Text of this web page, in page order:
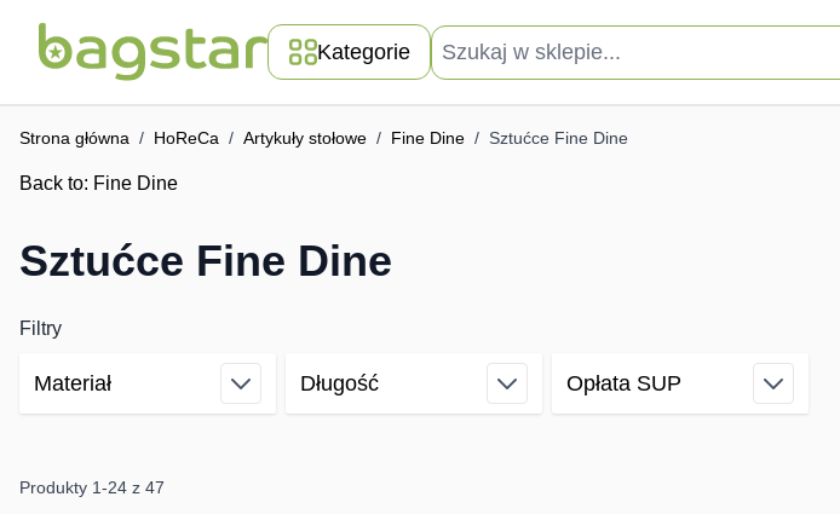
Kategorie
Szukaj w sklepie...
Strona główna / HoReCa / Artykuły stołowe / Fine Dine / Sztućce Fine Dine
Back to: Fine Dine
Sztućce Fine Dine
Filtry
Skip to product list
Materiał
filter
Długość
filter
Opłata SUP
filter
Produkty 1-24 z 47